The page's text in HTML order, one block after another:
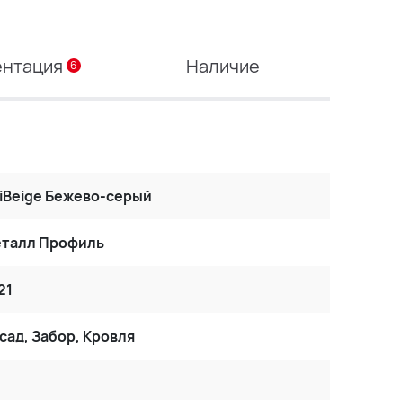
6 Наличие
Бежево-серый
Профиль
Забор, Кровля